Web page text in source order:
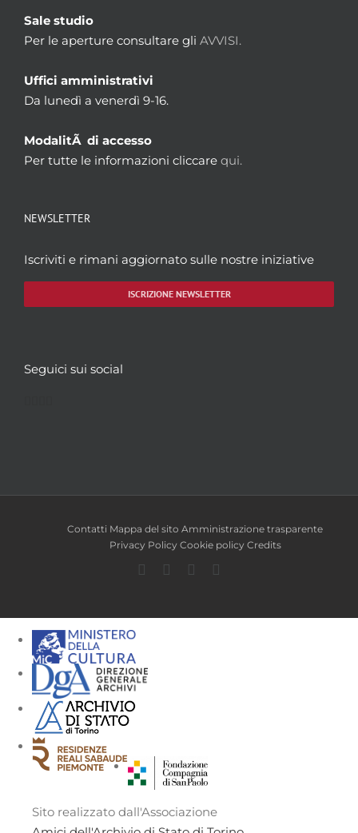
Sale studio
Per le aperture consultare gli AVVISI.
Uffici amministrativi
Da lunedì a venerdì 9-16.
ModalitÃ di accesso
Per tutte le informazioni cliccare qui.
NEWSLETTER
Iscriviti e rimani aggiornato sulle nostre iniziative
ISCRIZIONE NEWSLETTER
Seguici sui social
Contatti Mappa del sito Amministrazione trasparente
Privacy Policy Cookie policy Credits
Facebook
TwitterYouTube
Sito realizzato dall'Associazione